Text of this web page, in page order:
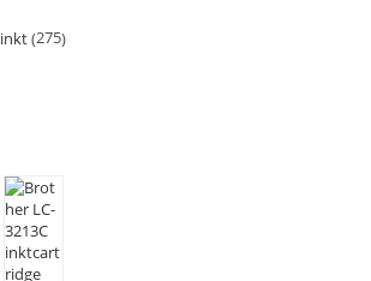
inkt 275